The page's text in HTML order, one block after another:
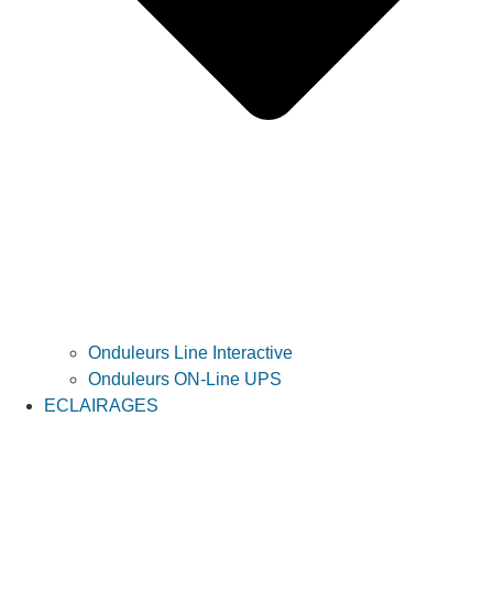
Onduleurs Line Interactive
Onduleurs ON-Line UPS
ECLAIRAGES